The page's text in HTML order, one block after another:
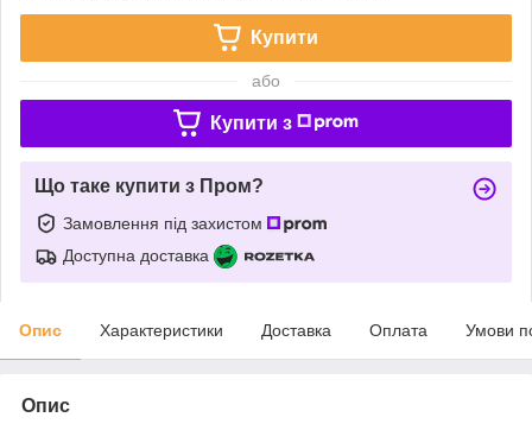
Купити
або
Купити з
Що таке купити з Пром?
Замовлення під захистом
Доступна доставка
Опис Характеристики Доставка Оплата Умови
Опис